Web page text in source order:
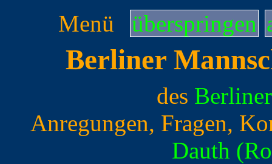
Menü überspringen
Berliner
des
Anregungen, Fragen,
Dauth